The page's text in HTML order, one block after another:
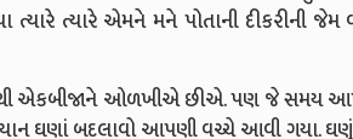
ત્યારે એમને મને પોતાની દીકરીની જેમ
એકબીજાને ઓળખીએ છીએ. પણ જે સમય
ઘણાં બદલાવો આપણી વચ્ચે આવી ગયા.